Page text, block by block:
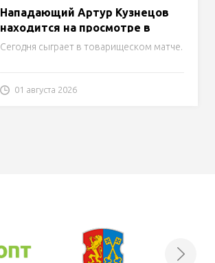
Нападающий Артур Кузнецов
находится на просмотре в
«Лиде»
Сегодня сыграет в товарищеском матче.
01 августа 2026